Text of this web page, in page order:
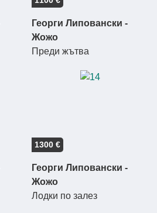
Георги Липовански -
Жожо
Преди жътва
1300 €
Георги Липовански -
Жожо
Лодки по залез